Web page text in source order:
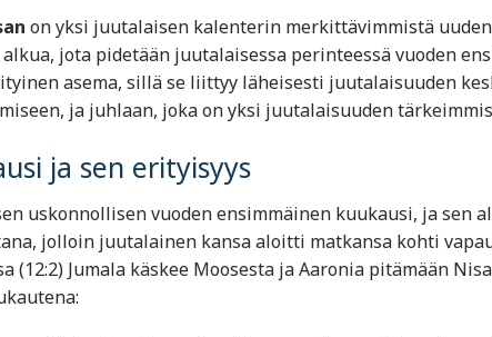
on yksi juutalaisen kalenterin merkittävimmistä
jota pidetään juutalaisessa perinteessä vuoden
asema, sillä se liittyy läheisesti juutalaisuuden
ja juhlaan, joka on yksi juutalaisuuden
ja sen erityisyys
uskonnollisen vuoden ensimmäinen kuukausi, ja sen
jolloin juutalainen kansa aloitti matkansa kohti
(12:2) Jumala käskee Moosesta ja Aaronia pitämään